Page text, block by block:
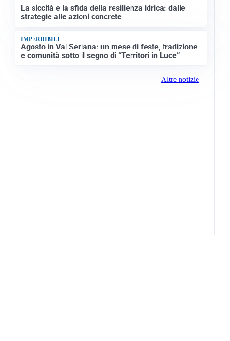
La siccità e la sfida della resilienza idrica: dalle
strategie alle azioni concrete
IMPERDIBILI
Agosto in Val Seriana: un mese di feste, tradizione
e comunità sotto il segno di “Territori in Luce”
Altre notizie